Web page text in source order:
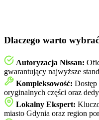
Dlaczego warto
Autoryzacja Nissan:
gwarantujący najwyższe
Kompleksowość: Dostęp
oryginalnych części oraz
Lokalny Ekspert:
miasto Gdynia oraz region